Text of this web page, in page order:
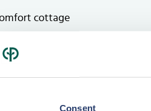
Consent
cottage
en van alle gemakken
open keuken
en 1 badkamer op de 1e
op de 2e verdieping